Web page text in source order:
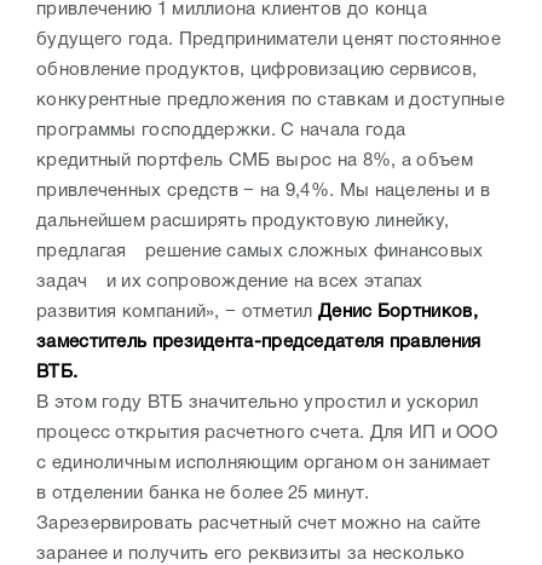
привлечению 1 миллиона клиентов до конца
будущего года. Предприниматели ценят постоянное
обновление продуктов, цифровизацию сервисов,
конкурентные предложения по ставкам и доступные
программы господдержки. С начала года
кредитный портфель СМБ вырос на 8%, а объем
привлеченных средств − на 9,4%. Мы нацелены и в
дальнейшем расширять продуктовую линейку,
предлагая решение самых сложных финансовых
задач и их сопровождение на всех этапах
развития компаний», − отметилДенис Бортников,
заместитель президента-председателя правления
ВТБ.
В этом году ВТБ значительно упростил и ускорил
процесс открытия расчетного счета. Для ИП и ООО
с единоличным исполняющим органом он занимает
в отделении банка не более 25 минут.
Зарезервировать расчетный счет можно на сайте
заранее и получить его реквизиты за несколько